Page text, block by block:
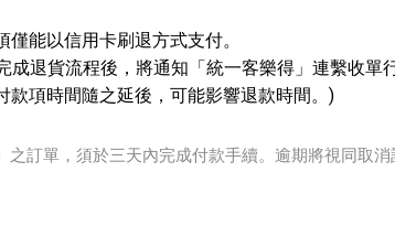
能以信用卡刷退方式支付。
成退貨流程後，將通知「統一客樂得」連繫收單
款項時間隨之延後，可能影響退款時間。)
訂單，須於三天內完成付款手續。逾期將視同取消